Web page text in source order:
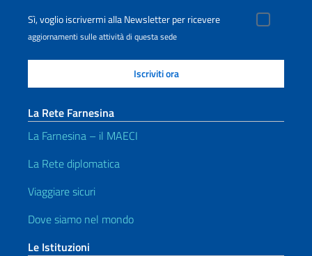
Sì, voglio iscrivermi alla Newsletter per ricevere
aggiornamenti sulle attività di questa sede
La Rete Farnesina
La Farnesina – il MAECI
La Rete diplomatica
Viaggiare sicuri
Dove siamo nel mondo
Le Istituzioni